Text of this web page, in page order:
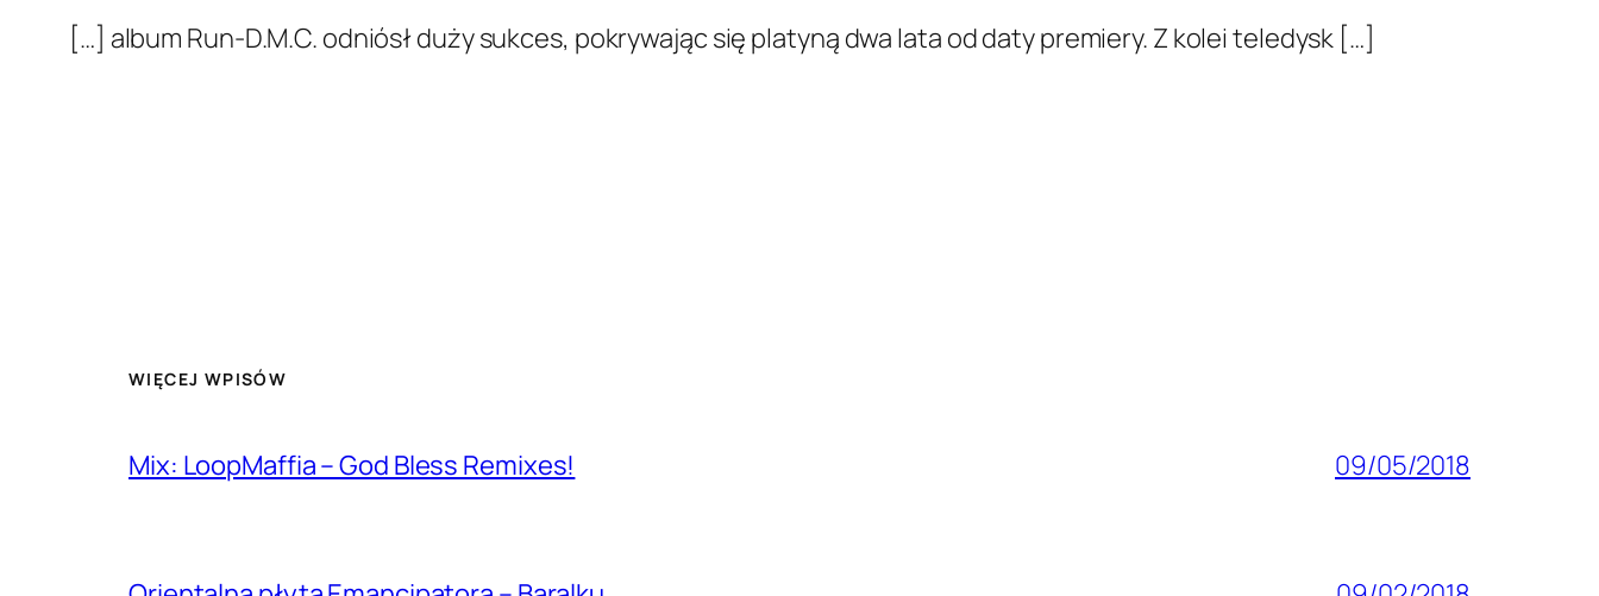
[…] album Run-D.M.C. odniósł duży sukces, pokrywając się platyną dwa lata od daty premiery. Z kolei teledysk […]
WIĘCEJ WPISÓW
Mix: LoopMaffia – God Bless Remixes! 09/05/2018